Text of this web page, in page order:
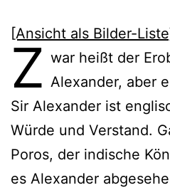
[Ansicht als Bilder-
Z war heißt der
Alexander, aber
Sir Alexander ist
Würde und Verstand.
Poros, der indische
es Alexander